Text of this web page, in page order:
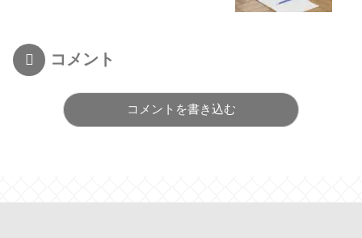
コメント
コメントを書き込む